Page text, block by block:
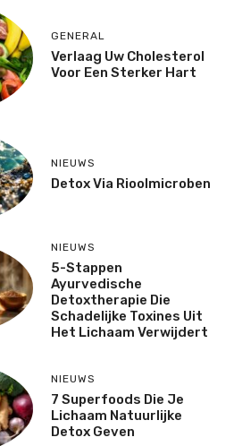
GENERAL
Verlaag Uw Cholesterol
Voor Een Sterker Hart
NIEUWS
Detox Via Rioolmicroben
NIEUWS
5-Stappen
Ayurvedische
Detoxtherapie Die
Schadelijke Toxines Uit
Het Lichaam Verwijdert
NIEUWS
7 Superfoods Die Je
Lichaam Natuurlijke
Detox Geven